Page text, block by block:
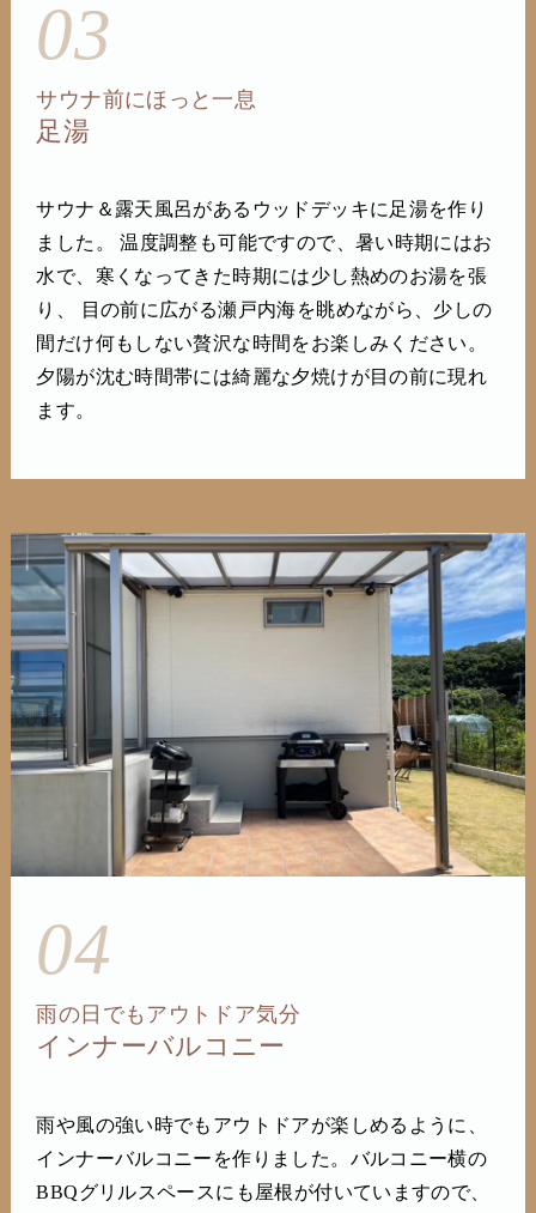
03
サウナ前にほっと一息
足湯
サウナ＆露天風呂があるウッドデッキに足湯を作り
ました。 温度調整も可能ですので、暑い時期にはお
水で、寒くなってきた時期には少し熱めのお湯を張
り、 目の前に広がる瀬戸内海を眺めながら、少しの
間だけ何もしない贅沢な時間をお楽しみください。
夕陽が沈む時間帯には綺麗な夕焼けが目の前に現れ
ます。
04
雨の日でもアウトドア気分
インナーバルコニー
雨や風の強い時でもアウトドアが楽しめるように、
インナーバルコニーを作りました。バルコニー横の
BBQグリルスペースにも屋根が付いていますので、